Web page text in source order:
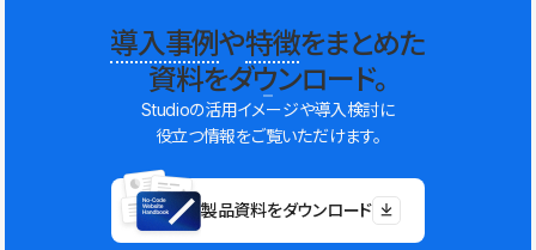
導入事例や特徴をまとめた
資料をダウンロード。
Studioの活用イメージや導入検討に
役立つ情報をご覧いただけます。
製品資料をダウンロード